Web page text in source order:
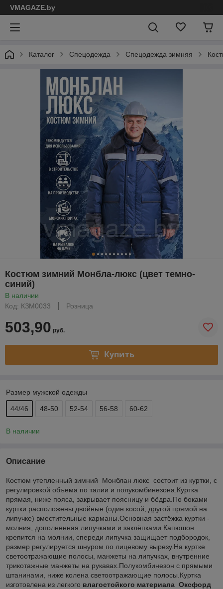
VMAGAZE.by
Каталог Спецодежда Спецодежда зимняя
Костюм зимний Монбла-люкс (цвет темно-
синий)
В наличии
Код: КЗМ0033
Розница
503,90 руб.
Купить
Размер мужской одежды
44/46 48-50 52-54 56-58 60-62
В наличии
Описание
Костюм утепленный зимний Монблан люкс состоит из куртки, с
регулировкой объема по талии и полукомбинезона.Куртка
прямая, ниже пояса, закрывает поясницу и бёдра.По боками
куртки расположены двойные (один косой, другой прямой на
липучке) вместительные карманы.Основная застёжка куртки -
молния, дополненная липучками и заклёпками.Капюшон
крепится на молнии, спереди липучка защищает подбородок,
размер регулируется шнуром по лицевому вырезу.На куртке
светоотражающие полосы, манжеты на липучках, внутренние
трикотажные манжеты на рукавах.Полукомбинезон с прямыми
штанинами, ниже колена светоотражающие полосы.Куртка
изготовлена из легкого влагостойкого материала Оксфорд